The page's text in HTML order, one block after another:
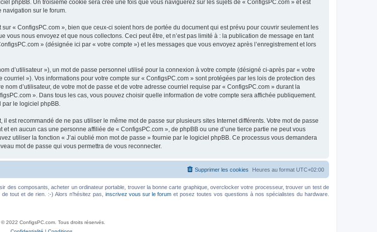
phpBB. Un troisième cookie sera créé une fois que vous naviguerez sur les sujets de « ConfigsPC.com » et est
navigation sur le forum.
« ConfigsPC.com », bien que ceux-ci soient hors de portée du document qui est prévu pour couvrir seulement les
nous envoyez et que nous collectons. Ceci peut être, et n’est pas limité à : la publication de message en tant
» (désignée ici par « votre compte ») et les messages que vous envoyez après l’enregistrement et lors
d’utilisateur »), un mot de passe personnel utilisé pour la connexion à votre compte (désigné ci-après par « votre
»). Vos informations pour votre compte sur « ConfigsPC.com » sont protégées par les lois de protection des
d’utilisateur, de votre mot de passe et de votre adresse courriel requise par « ConfigsPC.com » durant la
». Dans tous les cas, vous pouvez choisir quelle information de votre compte sera affichée publiquement.
par le logiciel phpBB.
est recommandé de ne pas utiliser le même mot de passe sur plusieurs sites Internet différents. Votre mot de passe
en aucun cas une personne affiliée de « ConfigsPC.com », de phpBB ou une d’une tierce partie ne peut vous
utiliser la fonction « J’ai oublié mon mot de passe » fournie par le logiciel phpBB. Ce processus vous demandera
mot de passe qui vous permettra de vous reconnecter.
Heures au format UTC+02:00
Supprimer les cookies
des composants, acheter un ordinateur portable, trouver la bonne carte graphique, overclocker votre processeur, trouver un test de
tout et de rien. :-) Alors n'hésitez pas, inscrivez vous sur le forum et posez toutes vos questions à nos spécialistes du hardware.
2022 ConfigsPC.com. Tous droits réservés.